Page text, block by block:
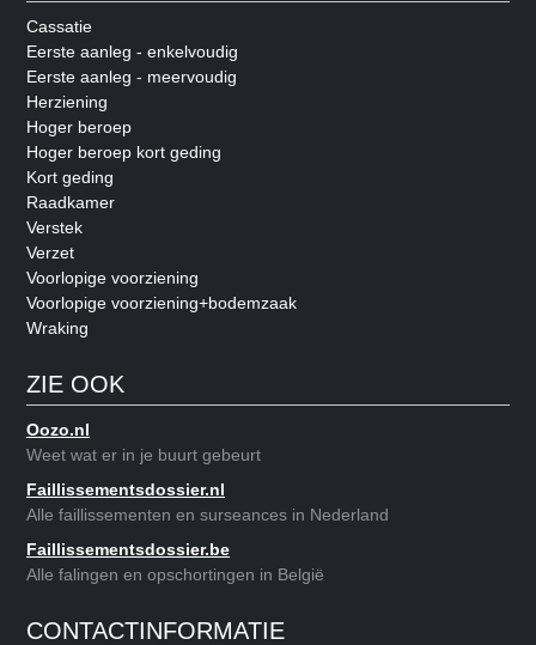
Cassatie
Eerste aanleg - enkelvoudig
Eerste aanleg - meervoudig
Herziening
Hoger beroep
Hoger beroep kort geding
Kort geding
Raadkamer
Verstek
Verzet
Voorlopige voorziening
Voorlopige voorziening+bodemzaak
Wraking
ZIE OOK
Oozo.nl
Weet wat er in je buurt gebeurt
Faillissementsdossier.nl
Alle faillissementen en surseances in Nederland
Faillissementsdossier.be
Alle falingen en opschortingen in België
CONTACTINFORMATIE